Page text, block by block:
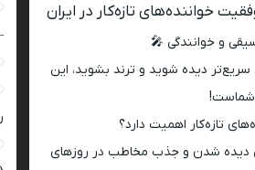
خواننده‌های تازه‌کار در ایران
و خوانندگی 🎤
دیده شوید و ترند بشوید، این
تازه‌کار اهمیت دارد؟
دیده شدن و جذب مخاطب در روزهای